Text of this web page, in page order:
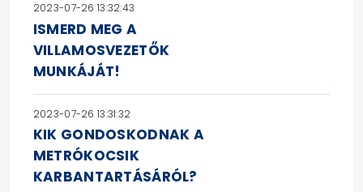
2023-07-26 13:32:43
ISMERD MEG A
VILLAMOSVEZETŐK
MUNKÁJÁT!
2023-07-26 13:31:32
KIK GONDOSKODNAK A
METRÓKOCSIK
KARBANTARTÁSÁRÓL?